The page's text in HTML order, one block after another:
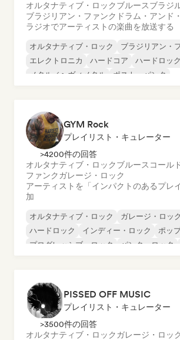
オルタナティブ・ロックブルースブラジ
ブラジリアン・ファンク ドラム・アンド
ラジオでアーティストの楽曲を放送する
オルタナティブ・ロック
ブラジリアン・
エレクトロニカ
ハードコア ハードロック
メタル／ヘヴィメタル
ポスト・パンク
GYM Rock
プレイリスト・キュレーター
>4200件の回答
オルタナティブ・ロックブルース コール
ファンクガレージ・ロック
アーティストを「インパクトのあるプレ
加
オルタナティブ・ロック
ガレージ・ロック
ハードロック
インディー・ロック
ポッ
プログレッシブ・ロック
パンク・ロック
PISSED OFF MUSIC
プレイリスト・キュレーター
>3500件の回答
オルタナティブ・ロックガレージ・ロッ